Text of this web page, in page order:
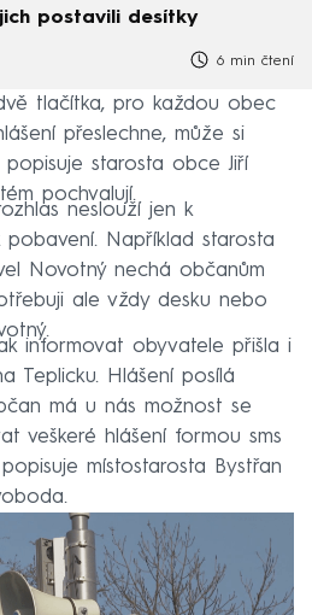
postavili desítky
6 min čtení
tlačítka, pro každou obec
přeslechne, může si
starosta obce Jiří
pochvalují.
neslouží jen k
Například starosta
Novotný nechá občanům
ale vždy desku nebo
informovat obyvatele přišla i
Teplicku. Hlášení posílá
má u nás možnost se
veškeré hlášení formou sms
místostarosta Bystřan